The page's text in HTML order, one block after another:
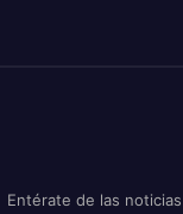
Entérate de las